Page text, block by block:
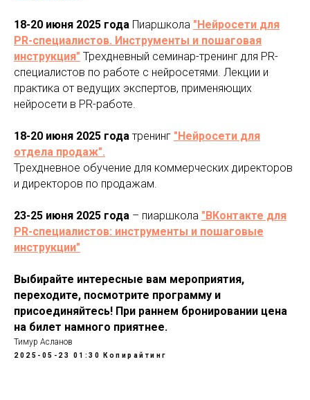
18-20 июня 2025 года Пиаршкола "Нейросети для
PR-специалистов. Инструменты и пошаговая
инструкция" Трехдневный семинар-тренинг для PR-
специалистов по работе с нейросетями. Лекции и
практика от ведущих экспертов, применяющих
нейросети в PR-работе.
18-20 июня 2025 года тренинг "Нейросети для
отдела продаж".
Трехдневное обучение для коммерческих директоров
и директоров по продажам.
23-25 июня 2025 года – пиаршкола "ВКонтакте для
PR-специалистов: инструменты и пошаговые
инструкции"
Выбирайте интересные вам мероприятия,
переходите, посмотрите программу и
присоединяйтесь! При раннем бронировании цена
на билет намного приятнее.
Тимур Асланов
2025-05-23 01:30 Копирайтинг